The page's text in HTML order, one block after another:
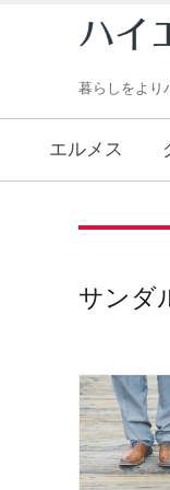
暮らしをより
エルメス
サンダ